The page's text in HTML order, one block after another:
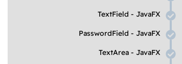
JavaFX
-
TextField
JavaFX
-
PasswordField
JavaFX
-
TextArea